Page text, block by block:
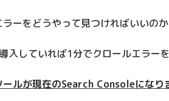
ラーをどうやって見つければいいの
入していれば1分でクロールエラー
ルが現在のSearch Consoleにな